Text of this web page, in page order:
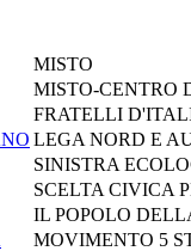
MISTO
MISTO-CENTRO
FRATELLI
LEGA NORD E
SINISTRA
SCELTA CIVICA
IL POPOLO
MOVIMENTO 5